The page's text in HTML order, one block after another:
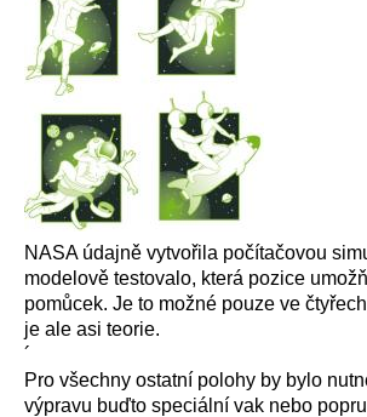
NASA údajně vytvořila počítačovou
modelově testovalo, která pozice
pomůcek. Je to možné pouze ve
je ale asi teorie.
´
Pro všechny ostatní polohy by bylo
výpravu buďto speciální vak nebo